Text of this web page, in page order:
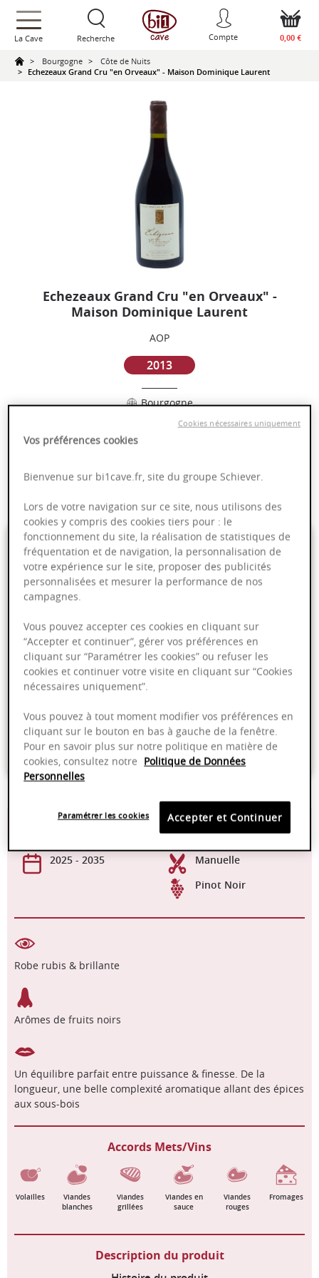
text.skipToContent
text.skipToNavigation
La Cave Recherche Compte 0,00 €
Bourgogne
Côte de Nuits
Echezeaux Grand Cru "en Orveaux" - Maison Dominique Laurent
Echezeaux Grand Cru "en Orveaux" -
Maison Dominique Laurent
AOP
2013
Bourgogne
Puissant
Epicé
169,95 €
75cl- soit 226,60 €/ L
Ajouter au panier
Emballage anti-casse
Paiement sécurisé
13,00% 16-18°C
2025 - 2035
Manuelle
Pinot Noir
Robe rubis & brillante
Arômes de fruits noirs
Un équilibre parfait entre puissance & finesse. De la
longueur, une belle complexité aromatique allant des épices
aux sous-bois
Accords Mets/Vins
Volailles
Viandes
blanches
Viandes
grillées
Viandes en
sauce
Viandes
rouges
Fromages
Description du produit
Vos préférences cookies
Bienvenue sur bi1cave.fr, site du groupe Schiever.
Lors de votre navigation sur ce site, nous utilisons des
cookies y compris des cookies tiers pour : le
fonctionnement du site, la réalisation de statistiques de
fréquentation et de navigation, la personnalisation de
votre expérience sur le site, proposer des publicités
personnalisées et mesurer la performance de nos
campagnes.
Vous pouvez accepter ces cookies en cliquant sur
“Accepter et continuer”, gérer vos préférences en
cliquant sur “Paramétrer les cookies” ou refuser les
cookies et continuer votre visite en cliquant sur “Cookies
nécessaires uniquement”.
Vous pouvez à tout moment modifier vos préférences en
cliquant sur le bouton en bas à gauche de la fenêtre.
Pour en savoir plus sur notre politique en matière de
cookies, consultez notre Politique de Données
Personnelles
Accepter et Continuer
Paramétrer les cookies
Cookies nécessaires uniquement